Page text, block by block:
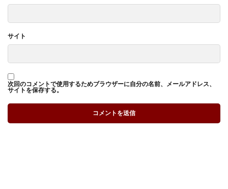
サイト
次回のコメントで使用するためブラウザーに自分の名前、メールアドレス、
サイトを保存する。